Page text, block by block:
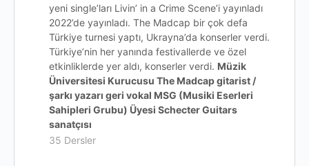
yeni single’ları Livin’ in a Crime Scene’i yayınladı
2022’de yayınladı. The Madcap bir çok defa
Türkiye turnesi yaptı, Ukrayna’da konserler verdi.
Türkiye’nin her yanında festivallerde ve özel
etkinliklerde yer aldı, konserler verdi. Müzik
Üniversitesi Kurucusu The Madcap gitarist /
şarkı yazarı geri vokal MSG (Musiki Eserleri
Sahipleri Grubu) Üyesi Schecter Guitars
sanatçısı
35 Dersler